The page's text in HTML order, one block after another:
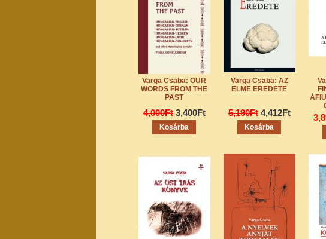
Varga Csaba: OUR
WORDS FROM THE
PAST
4,000Ft 3,400Ft
Varga Csaba: AZ
ELME EREDETE
5,190Ft 4,412Ft